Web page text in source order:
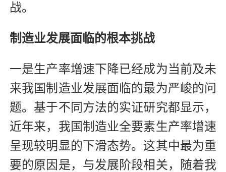
战。
制造业发展面临的根本挑战
一是生产率增速下降已经成为当前及未
来我国制造业发展面临的最为严峻的问
题。基于不同方法的实证研究都显示，
近年来，我国制造业全要素生产率增速
呈现较明显的下滑态势。这其中最为重
要的原因是，与发展阶段相关，随着我